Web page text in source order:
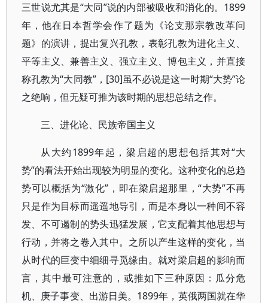
三世说尤其是“大同”说的内部被吸收和消化的。1899
年，他在日本哲学会作了题为《论支那宗教改革问
题》的演讲，提出复兴孔教，表彰孔教为进化主义、
平等主义、兼善主义、强立主义、博包主义，并直接
称孔教为“大同教”，[30]虽不必说是这一时期“大势”论
之绝响，但无疑可推为该时期的思想总结之作。
三、进化论、民族帝国主义
从大约1899年起，梁启超的思想包括其对“大
势”的看法开始出现较为明显的变化。这种变化的总趋
势可以概括为“激化”，即在梁启超那里，“大势”不再
只是作为目标而遥遥地导引，而是本身以一种间不容
发、不可遏制的势头迅猛发展，它支配着其他思想与
行动，并将之卷入其中。之所以产生这样的变化，当
从时代的巨变中细细寻觅缘由。就对梁启超的影响而
言，其中最可注意的，或推如下三种原因：瓜分危
机、庚子事变、出游日美。1899年，英俄两国就在华